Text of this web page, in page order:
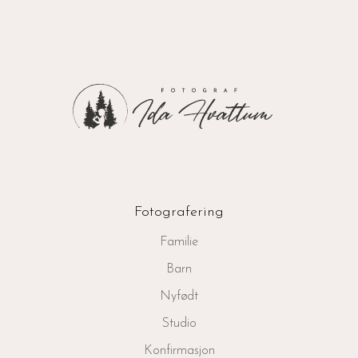
Fotografering
Familie
Barn
Nyfødt
Studio
Konfirmasjon